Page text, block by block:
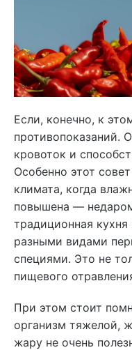
Если, конечно, к
противопоказаний.
кровоток и
Особенно этот
климата, когда
повышена —
традиционная
разными видами
специями. Это не
пищевого
При этом стоит
организм тяжелой,
жару не очень